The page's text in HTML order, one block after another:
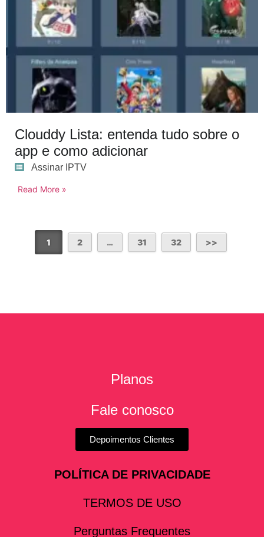
Clouddy Lista: entenda tudo sobre o
app e como adicionar
Assinar IPTV
Read More »
1 2 … 31 32
Planos
Fale conosco
Depoimentos Clientes
POLÍTICA DE PRIVACIDADE
TERMOS DE USO
Perguntas Frequentes